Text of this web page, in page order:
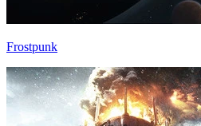
Frostpunk